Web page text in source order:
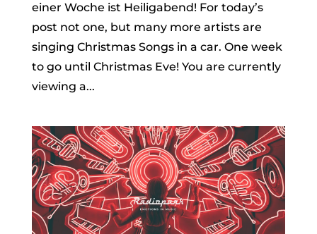
einer Woche ist Heiligabend! For today’s
post not one, but many more artists are
singing Christmas Songs in a car. One week
to go until Christmas Eve! You are currently
viewing a...